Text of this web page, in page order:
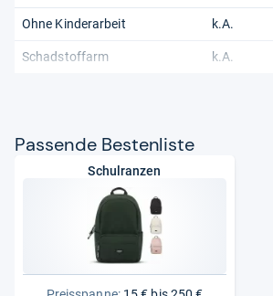
Ohne Kinderarbeit k.A.
Schadstoffarm k.A.
Pas­sende Bes­ten­liste
Schulranzen